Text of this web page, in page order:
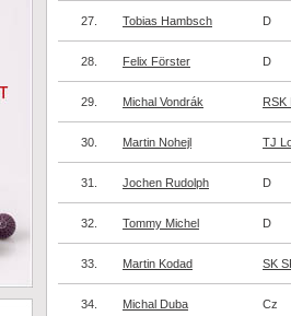
27. Tobias Hambsch D
28. Felix Förster D
29. Michal Vondrák RSK
30. Martin Nohejl TJ
31. Jochen Rudolph D
32. Tommy Michel D
33. Martin Kodad SK
34. Michal Duba Cz